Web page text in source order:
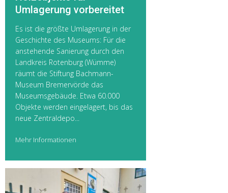
Umlagerung vorbereitet
Es ist die größte Umlagerung in der
Geschichte des Museums: Für die
anstehende Sanierung durch den
Landkreis Rotenburg (Wümme)
räumt die Stiftung Bachmann-
Museum Bremervörde das
Museumsgebäude. Etwa 60.000
Objekte werden eingelagert, bis das
neue Zentraldepo...
Mehr Informationen